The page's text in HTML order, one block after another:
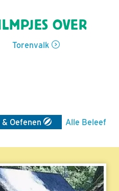
OVER
Torenvalk
& Oefenen
Alle Beleef